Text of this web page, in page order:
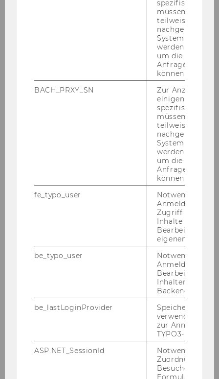
Symposion „Das Verfahren vor dem
Bundesverwaltungsgericht und dem
Bundesfinanzgericht“ - 15.-16.11.2013
ECJ Conference 21.-23.11.2013
Doppler Laboratory: „Savings Taxation in a
spezifischen
müssen
teilweise von
nachgelagerten
System
werden.
um die Antwort
Anfrage
können.
BACH_PRXY_SN
Zur Anzeige von
einigen WU-
spezifischen
müssen
teilweise von
nachgelagerten
System
werden.
um die Antwort
Anfrage
können.
fe_typo_user
Notwendig für
Anmeldung und
Zugriff auf
Inhalte oder zur
Bearbeitung des
eigenen Profils.
be_typo_user
Notwendig für
Anmeldung und
Bearbeitung von
Inhalten im
Backend.
be_lastLoginProvider
Speichert die
verwendete
zur Anmeldung
TYPO3-Backend.
ASP.NET_SessionId
Notwendig, um
Zuordnung von
Besucher zu